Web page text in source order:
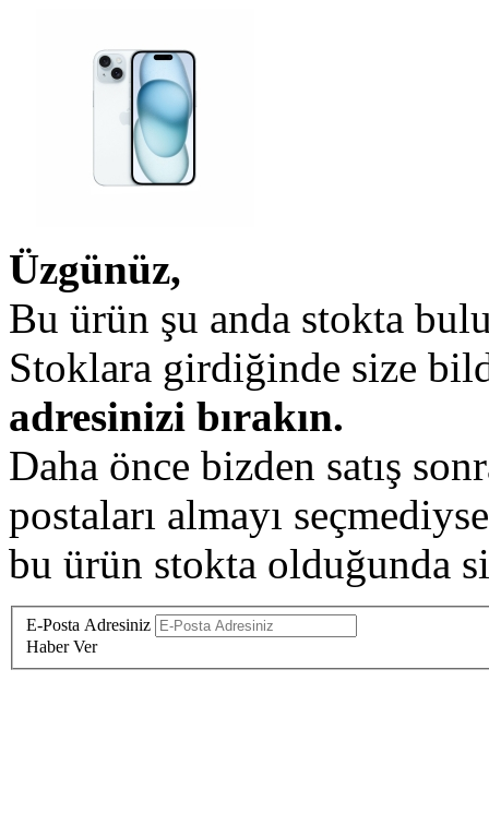
Üzgünüz,
Bu ürün şu anda stokta
Stoklara girdiğinde size
adresinizi bırakın.
Daha önce bizden satış
postaları almayı
bu ürün stokta olduğunda
E-Posta Adresiniz
Haber Ver